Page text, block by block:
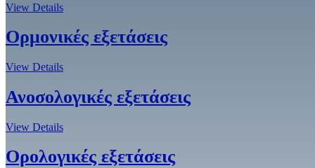
View Details
Ορμονικές εξετάσεις
View Details
Ανοσολογικές εξετάσεις
View Details
Ορολογικές εξετάσεις